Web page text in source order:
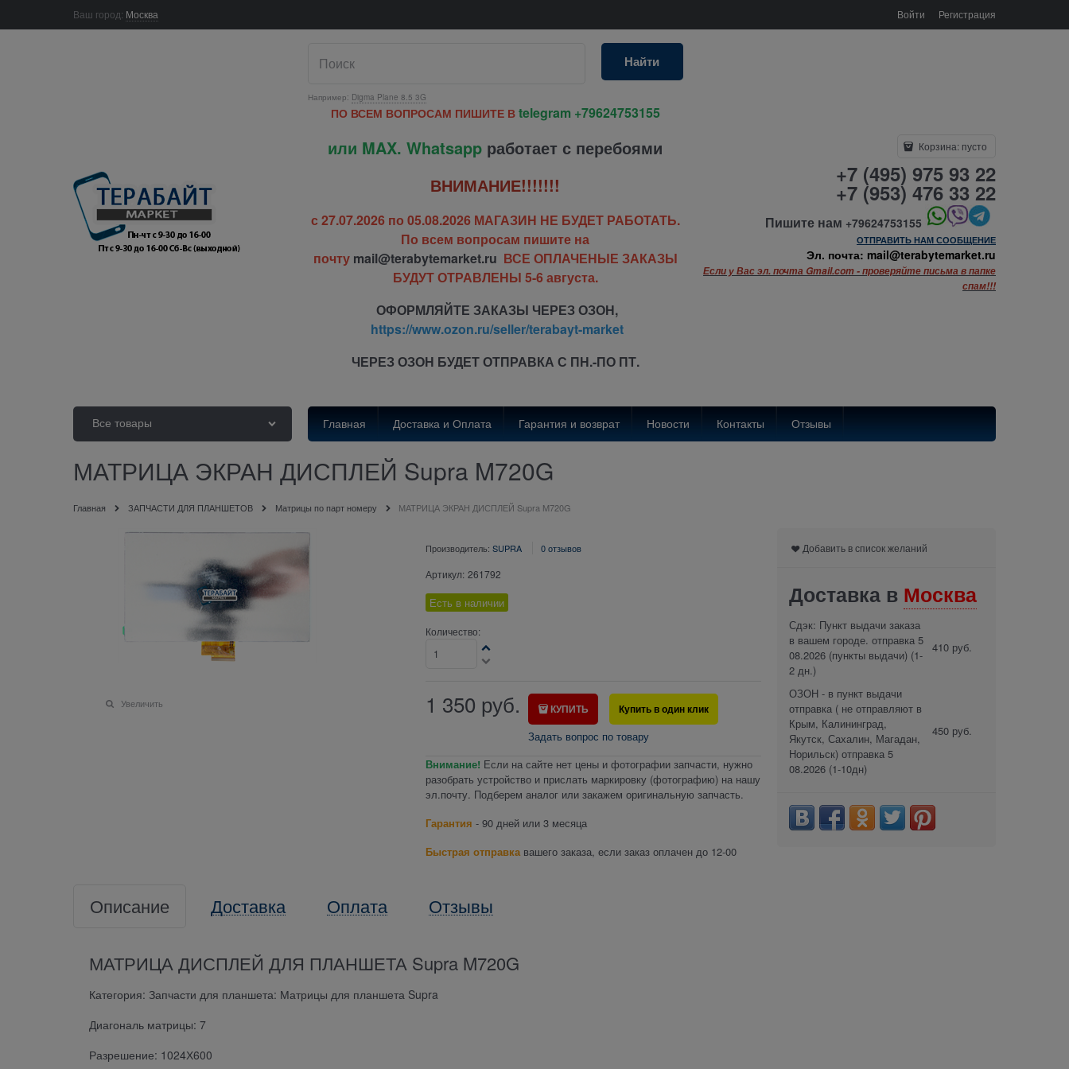
Ваш город: Москва Войти Регистрация
Например: Digma Plane 8.5 3G
Найти
ПО ВСЕМ ВОПРОСАМ ПИШИТЕ В telegram +79624753155
или MAX. Whatsapp работает с перебоями
ВНИМАНИЕ!!!!!!!
с 27.07.2026 по 05.08.2026 МАГАЗИН НЕ БУДЕТ РАБОТАТЬ.
По всем вопросам пишите на
почту mail@terabytemarket.ru ВСЕ ОПЛАЧЕНЫЕ ЗАКАЗЫ
БУДУТ ОТРАВЛЕНЫ 5-6 августа.
ОФОРМЛЯЙТЕ ЗАКАЗЫ ЧЕРЕЗ ОЗОН,
https://www.ozon.ru/seller/terabayt-market
ЧЕРЕЗ ОЗОН БУДЕТОТПРАВКА С ПН.-ПО ПТ.
Корзина: пусто
+7 (495) 975 93 22
+7 (953) 476 33 22
Пишите нам +79624753155
ОТПРАВИТЬ НАМ СООБЩЕНИЕ
Эл. почта: mail@terabytemarket.ru
Если у Вас эл. почта Gmail.com - проверяйте письма в папке
спам!!!
Все товары Главная Доставка и Оплата Гарантия и возврат Новости Контакты Отзывы
МАТРИЦА ЭКРАН ДИСПЛЕЙ Supra M720G
Главная ЗАПЧАСТИ ДЛЯ ПЛАНШЕТОВ Матрицы по парт номеру МАТРИЦА ЭКРАН ДИСПЛЕЙ Supra M720G
Увеличить
Производитель: SUPRA 0 отзывов
Артикул: 261792
Есть в наличии
Количество:
1 350 руб. КУПИТЬ Купить в один клик
Задать вопрос по товару
Внимание! Если на сайте нет цены и фотографии запчасти, нужно
разобрать устройство и прислать маркировку (фотографию) на нашу
эл.почту. Подберем аналог или закажем оригинальную запчасть.
Гарантия - 90 дней или 3 месяца
Быстрая отправкавашего заказа, если заказ оплачен до 12-00
Описание Доставка Оплата Отзывы
МАТРИЦА ДИСПЛЕЙ ДЛЯ ПЛАНШЕТА Supra M720G
Категория: Запчасти для планшета: Матрицы для планшета Supra
Диагональ матрицы: 7
Разрешение: 1024Х600
Добавить в список желаний
Доставка в Москва
Сдэк: Пункт выдачи заказа
в вашем городе. отправка 5
08.2026 (пункты выдачи) (1-
2 дн.)
410 руб.
ОЗОН - в пункт выдачи
отправка ( не отправляют в
Крым, Калининград,
Якутск, Сахалин, Магадан,
Норильск) отправка 5
08.2026 (1-10дн)
450 руб.